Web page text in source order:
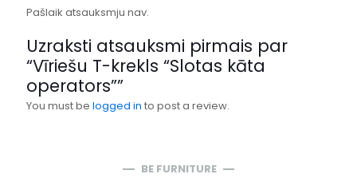
Pašlaik atsauksmju nav.
Uzraksti atsauksmi pirmais par
“Vīriešu T-krekls “Slotas kāta
operators””
You must be logged in to post a review.
BE FURNITURE